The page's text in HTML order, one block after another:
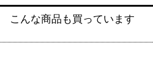
んな商品も買っています